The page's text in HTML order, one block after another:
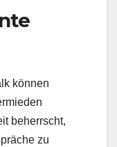
können
beherrscht,
zu